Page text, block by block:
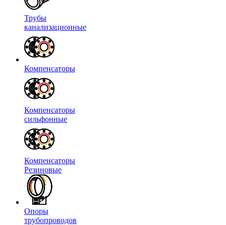
Трубы
канализационные
Компенсаторы
Компенсаторы
сильфонные
Компенсаторы
Резиновые
Опоры
трубопроводов